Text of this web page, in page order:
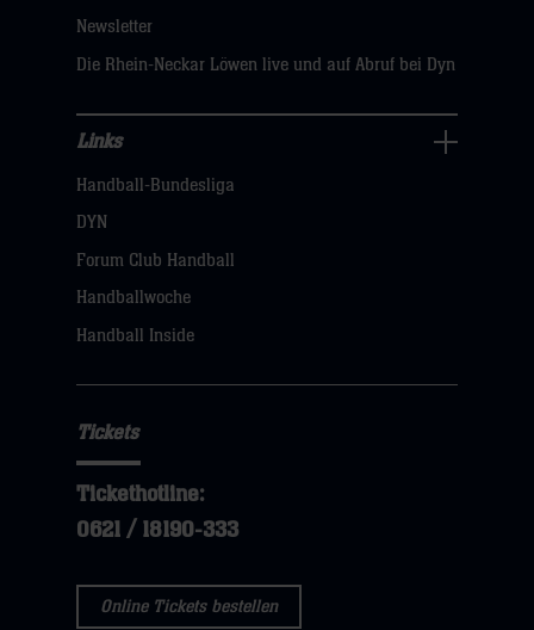
hier
Newsletter
Die Rhein-Neckar Löwen live und auf Abruf bei Dyn
Navigation
öffnen,
dann
klicken
Links
Handball-Bundesliga
DYN
Forum Club Handball
Handballwoche
Handball Inside
Tickets
Tickethotline:
0621 / 18190-333
Online Tickets bestellen